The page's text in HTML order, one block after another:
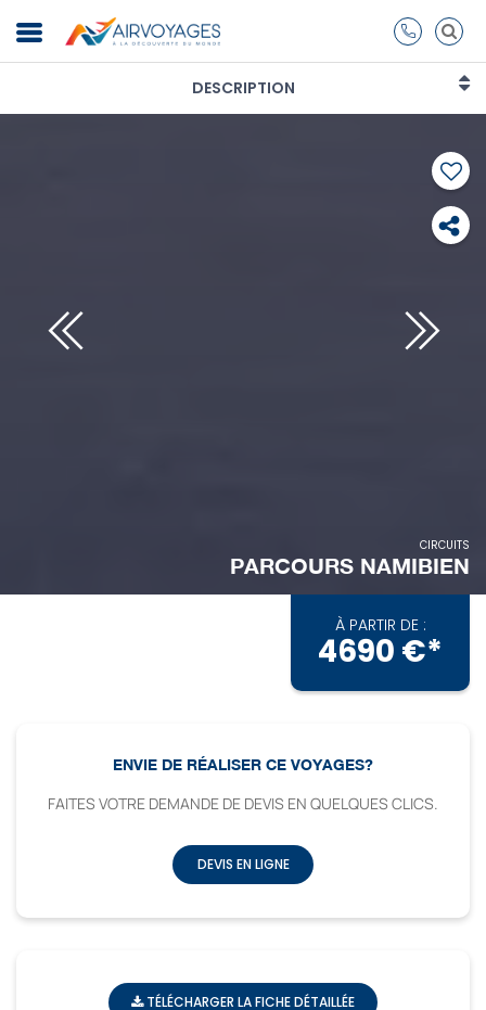
DESCRIPTION
CIRCUITS
PARCOURS NAMIBIEN
À PARTIR DE :
4690 €*
ENVIE DE RÉALISER CE VOYAGES?
FAITES VOTRE DEMANDE DE DEVIS EN QUELQUES CLICS.
DEVIS EN LIGNE
TÉLÉCHARGER LA FICHE DÉTAILLÉE